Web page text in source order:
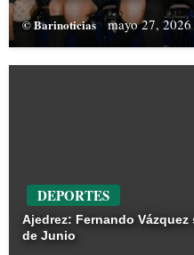
© Barinoticias mayo 27, 2026
DEPORTES
Ajedrez: Fernando
de Junio